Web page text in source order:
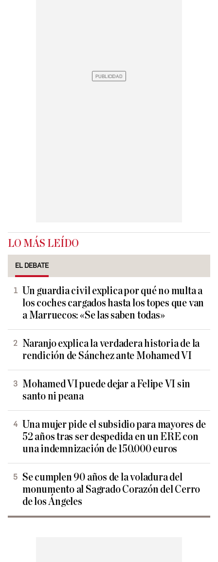
LO MÁS LEÍDO
EL DEBATE
Un guardia civil explica por qué no multa a
los coches cargados hasta los topes que van
a Marruecos: «Se las saben todas»
Naranjo explica la verdadera historia de la
rendición de Sánchez ante Mohamed VI
Mohamed VI puede dejar a Felipe VI sin
santo ni peana
Una mujer pide el subsidio para mayores de
52 años tras ser despedida en un ERE con
una indemnización de 150.000 euros
Se cumplen 90 años de la voladura del
monumento al Sagrado Corazón del Cerro
de los Ángeles